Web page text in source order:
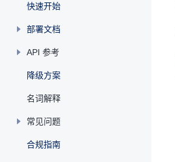
快速开始
部署文档
API 参考
降级方案
名词解释
常见问题
合规指南